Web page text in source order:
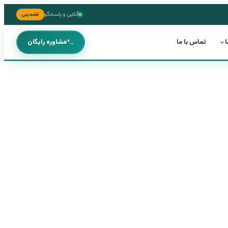
آنلاین و پاسخگو تضمینی
تماس با ما مشاوره رایگان